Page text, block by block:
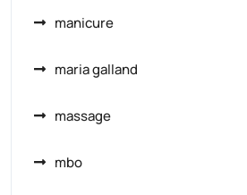
manicure
maria galland
massage
mbo